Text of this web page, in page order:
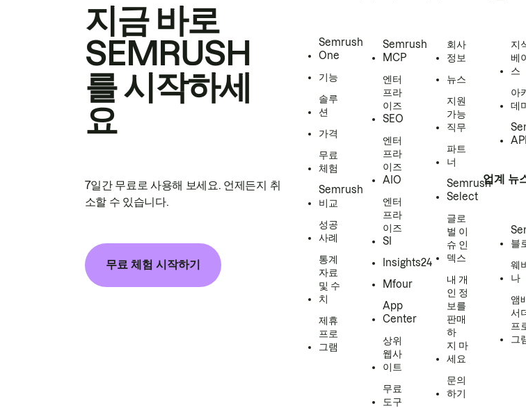
지금 바로
SEMRUSH
를 시작하세
요
7일간 무료로 사용해 보세요. 언제든지 취
소할 수 있습니다.
무료 체험 시작하기
Semrush
One
기능
솔루
션
가격
무료
체험
Semrush
비교
성공
사례
통계
자료
및 수
치
제휴
프로
그램
Semrush
MCP
엔터
프라
이즈
SEO
엔터
프라
이즈
AIO
엔터
프라
이즈
SI
Insights24
Mfour
App
Center
상위
웹사
이트
무료
도구
회사
정보
뉴스
지원
가능
직무
파트
너
Semrush
Select
글로
벌 이
슈 인
덱스
내 개
인 정
보를
판매
하
지 마
세요
문의
하기
지
베
스
아
데
업계 뉴
블
웨
나
앰
서
프
그